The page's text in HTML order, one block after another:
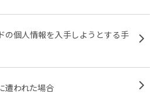
の個人情報を入手しようとする手
遭われた場合